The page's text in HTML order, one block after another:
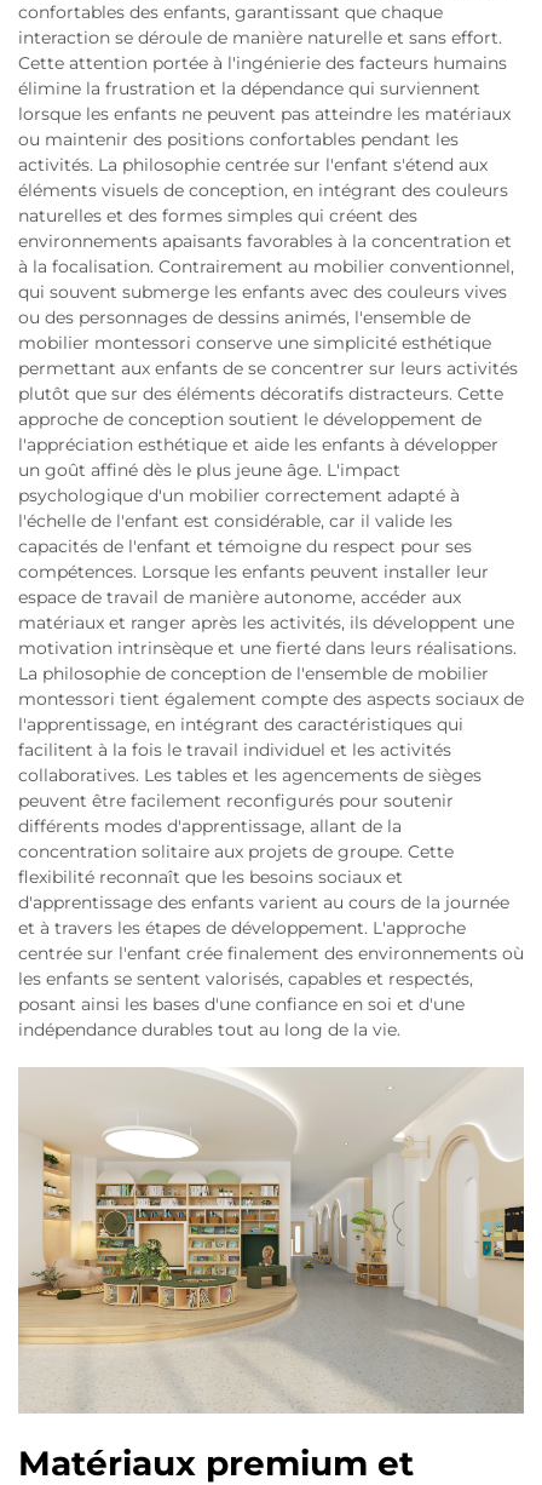
confortables des enfants, garantissant que chaque
interaction se déroule de manière naturelle et sans effort.
Cette attention portée à l'ingénierie des facteurs humains
élimine la frustration et la dépendance qui surviennent
lorsque les enfants ne peuvent pas atteindre les matériaux
ou maintenir des positions confortables pendant les
activités. La philosophie centrée sur l'enfant s'étend aux
éléments visuels de conception, en intégrant des couleurs
naturelles et des formes simples qui créent des
environnements apaisants favorables à la concentration et
à la focalisation. Contrairement au mobilier conventionnel,
qui souvent submerge les enfants avec des couleurs vives
ou des personnages de dessins animés, l'ensemble de
mobilier montessori conserve une simplicité esthétique
permettant aux enfants de se concentrer sur leurs activités
plutôt que sur des éléments décoratifs distracteurs. Cette
approche de conception soutient le développement de
l'appréciation esthétique et aide les enfants à développer
un goût affiné dès le plus jeune âge. L'impact
psychologique d'un mobilier correctement adapté à
l'échelle de l'enfant est considérable, car il valide les
capacités de l'enfant et témoigne du respect pour ses
compétences. Lorsque les enfants peuvent installer leur
espace de travail de manière autonome, accéder aux
matériaux et ranger après les activités, ils développent une
motivation intrinsèque et une fierté dans leurs réalisations.
La philosophie de conception de l'ensemble de mobilier
montessori tient également compte des aspects sociaux de
l'apprentissage, en intégrant des caractéristiques qui
facilitent à la fois le travail individuel et les activités
collaboratives. Les tables et les agencements de sièges
peuvent être facilement reconfigurés pour soutenir
différents modes d'apprentissage, allant de la
concentration solitaire aux projets de groupe. Cette
flexibilité reconnaît que les besoins sociaux et
d'apprentissage des enfants varient au cours de la journée
et à travers les étapes de développement. L'approche
centrée sur l'enfant crée finalement des environnements où
les enfants se sentent valorisés, capables et respectés,
posant ainsi les bases d'une confiance en soi et d'une
indépendance durables tout au long de la vie.
Matériaux premium et